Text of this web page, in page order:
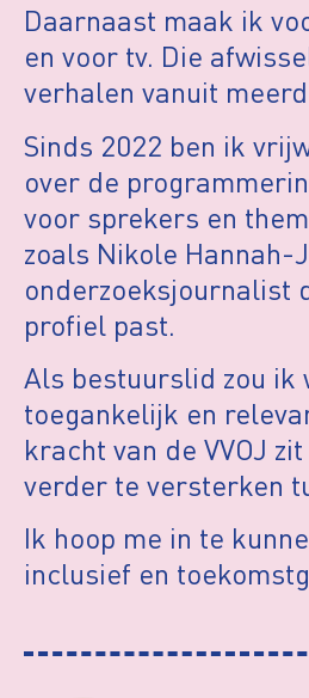
Daarnaast maak ik
en voor tv. Die
verhalen vanuit
Sinds 2022 ben ik
over de
voor sprekers en
zoals Nikole Hannah-
onderzoeksjournalist
profiel past.
Als bestuurslid zou ik
toegankelijk en
kracht van de VVOJ
verder te versterken
Ik hoop me in te
inclusief en